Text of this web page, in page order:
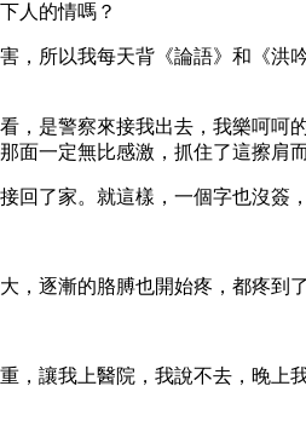
人的情嗎？
所以我每天背《論語》和《
是警察來接我出去，我樂呵
一定無比感激，抓住了這擦肩
了家。就這樣，一個字也沒簽
逐漸的胳膊也開始疼，都疼到
讓我上醫院，我說不去，晚